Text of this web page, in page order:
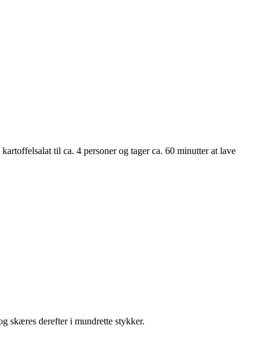
til ca. 4 personer og tager ca. 60 minutter at lave
skæres derefter i mundrette stykker.